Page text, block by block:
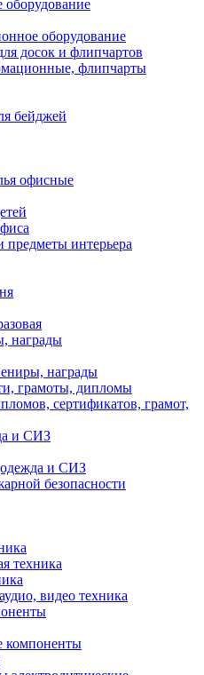
оборудование
досок и флипчартов
флипчарты
бейджей
офисные
предметы интерьера
награды
награды
грамоты, дипломы
сертификатов, грамот,
и СИЗ
и СИЗ
безопасности
техника
видео техника
компоненты